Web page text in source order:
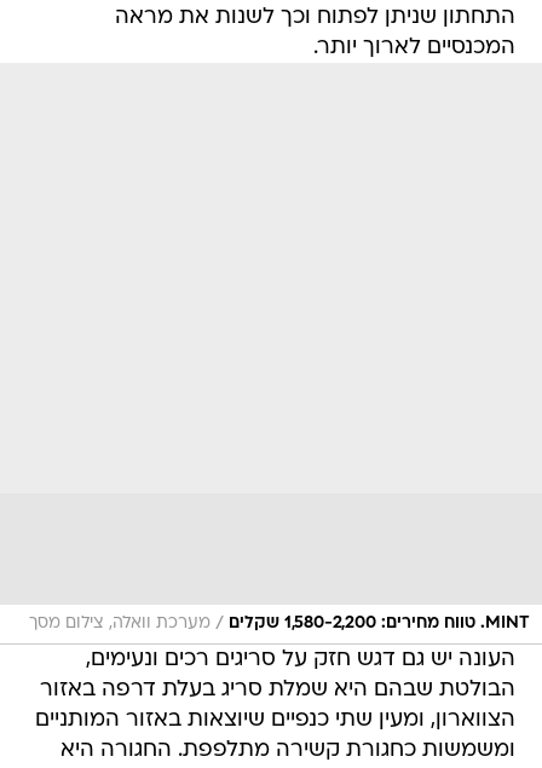
התחתון שניתן לפתוח וכך לשנות את מראה
המכנסיים לארוך יותר.
MINT. טווח מחירים: 1,580-2,200 שקלים / מערכת וואלה, צילום מסך
העונה יש גם דגש חזק על סריגים רכים ונעימים,
הבולטת שבהם היא שמלת סריג בעלת דרפה באזור
הצווארון, ומעין שתי כנפיים שיוצאות באזור המותניים
ומשמשות כחגורת קשירה מתלפפת. החגורה היא